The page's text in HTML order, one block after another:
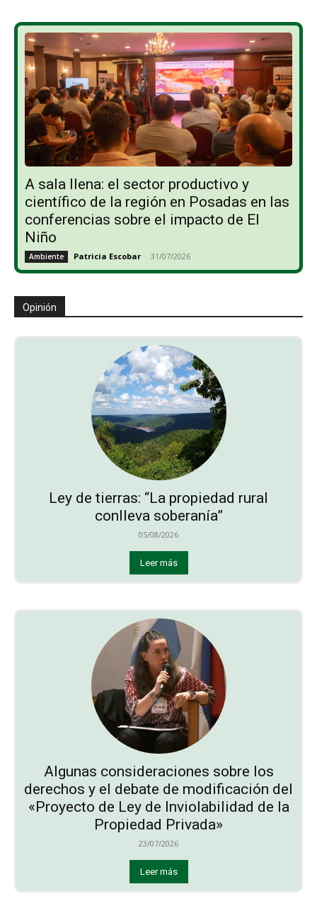
A sala llena: el sector productivo y
científico de la región en Posadas en las
conferencias sobre el impacto de El
Niño
Ambiente Patricia Escobar - 31/07/2026
Opinión
Ley de tierras: “La propiedad rural
conlleva soberanía”
05/08/2026
Leer más
Algunas consideraciones sobre los
derechos y el debate de modificación del
«Proyecto de Ley de Inviolabilidad de la
Propiedad Privada»
23/07/2026
Leer más